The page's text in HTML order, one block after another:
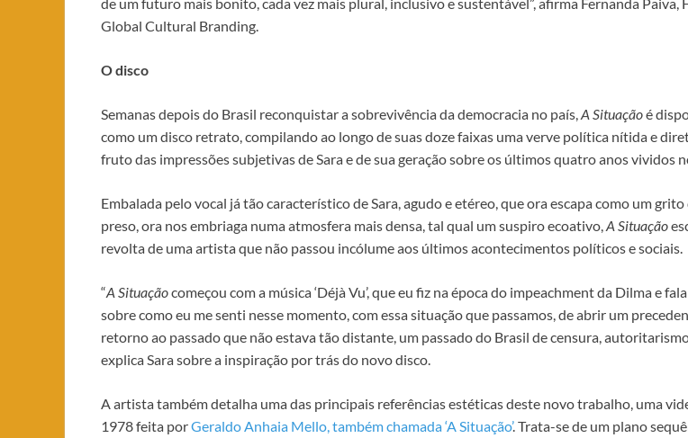
Global Cultural Branding.
O disco
Semanas depois do Brasil reconquistar a sobrevivência da democracia no país,A Situaçãoé
como um disco retrato, compilando ao longo de suas doze faixas uma verve política nítida e
fruto das impressões subjetivas de Sara e de sua geração sobre os últimos quatro anos vividos
Embalada pelo vocal já tão característico de Sara, agudo e etéreo, que ora escapa como um
preso, ora nos embriaga numa atmosfera mais densa, tal qual um suspiro ecoativo,A Situação
revolta de uma artista que não passou incólume aos últimos acontecimentos políticos e sociais.
“A Situaçãocomeçou com a música ‘Déjà Vu’, que eu fiz na época do impeachment da Dilma e
sobre como eu me senti nesse momento, com essa situação que passamos, de abrir um
retorno ao passado que não estava tão distante, um passado do Brasil de censura,
explica Sara sobre a inspiração por trás do novo disco.
A artista também detalha uma das principais referências estéticas deste novo trabalho, uma
1978 feita porGeraldo Anhaia Mello, também chamada ‘A Situação’. Trata-se de um plano